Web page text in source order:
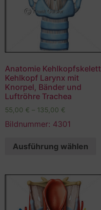
Anatomie Kehlkopfskelett
Kehlkopf Larynx mit
Knorpel, Bänder und
Luftröhre Trachea
55,00 € – 135,00 €
Bildnummer: 4301
Ausführung wählen